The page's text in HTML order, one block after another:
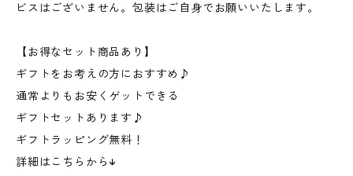
ビスはございません。包装はご自身でお願いいたします。
【お得なセット商品あり】
ギフトをお考えの方におすすめ♪
通常よりもお安くゲットできる
ギフトセットあります♪
ギフトラッピング無料！
詳細はこちらから↓